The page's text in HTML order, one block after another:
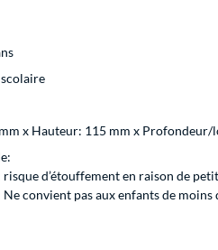
scolaire
x Hauteur: 115 mm x Profondeur/
d’étouffement en raison de
Ne convient pas aux enfants de moins